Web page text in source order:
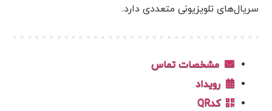
سریال‌های تلویزیونی متعددی دارد.
مشخصات تماس
رویداد
کدQR